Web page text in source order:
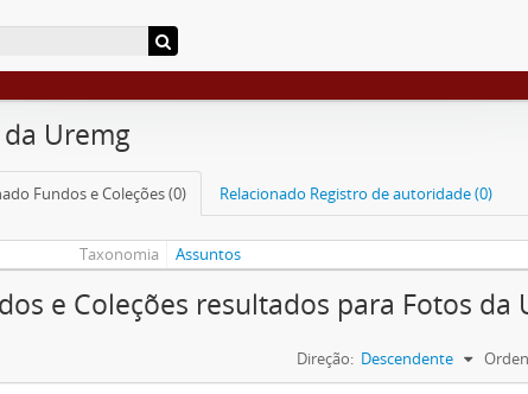
Uremg
Fundos e Coleções (0) Relacionado Registro de autoridade (0)
Taxonomia Assuntos
e Coleções resultados para Fotos da
Direção: Descendente